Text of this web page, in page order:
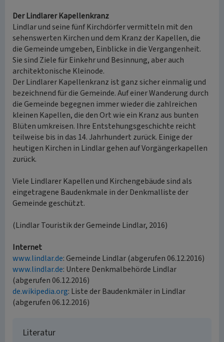
Der Lindlarer Kapellenkranz
Lindlar und seine fünf Kirchdörfer vermitteln mit den
sehenswerten Kirchen und dem Kranz der Kapellen, die
die Gemeinde umgeben, Einblicke in die Vergangenheit.
Sie sind Ziele für Einkehr und Besinnung, aber auch
architektonische Kleinode.
Der Lindlarer Kapellenkranz ist ganz sicher einmalig und
bezeichnend für die Gemeinde. Auf einer Wanderung durch
die Gemeinde begegnen immer wieder die zahlreichen
kleinen Kapellen, die den Ort wie ein Kranz aus bunten
Blüten umkreisen. Ihre Entstehungsgeschichte reicht
teilweise bis in das 14. Jahrhundert zurück. Einige der
heutigen Kirchen in Lindlar gehen auf Vorgängerkapellen
zurück.
Viele Lindlarer Kapellen und Kirchengebäude sind als
eingetragene Baudenkmale in der Denkmalliste der
Gemeinde geschützt.
(Lindlar Touristik der Gemeinde Lindlar, 2016)
Internet
www.lindlar.de: Gemeinde Lindlar (abgerufen 06.12.2016)
www.lindlar.de: Untere Denkmalbehörde Lindlar
(abgerufen 06.12.2016)
de.wikipedia.org: Liste der Baudenkmäler in Lindlar
(abgerufen 06.12.2016)
Literatur